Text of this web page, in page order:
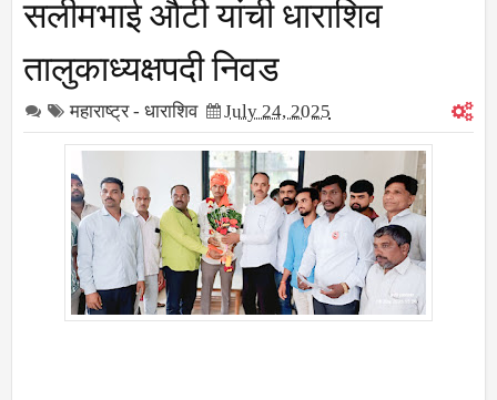
सलीमभाई औटी यांची धाराशिव
तालुकाध्यक्षपदी निवड
महाराष्ट्र - धाराशिव July 24, 2025